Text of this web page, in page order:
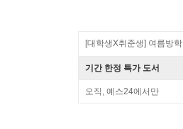
[대학생X취준생] 여름방학
기간 한정 특가 도서
오직, 예스24에서만